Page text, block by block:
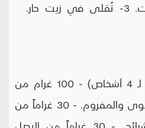
وتُلفّ على شكل مثلّثات. 3- تُقلى في زيت حار.
ملاحظة: (الكمية تكفي لـ 4 أشخاص) - 100 غرام من
الزيتون الأخضر المنزوع النوى والمفروم. - 30 غراماً من
البندورة مقطّعة إلى شرائح. - 30 غراماً من البصل